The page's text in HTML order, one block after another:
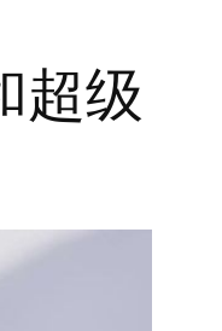
超级